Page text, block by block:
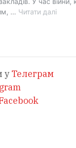
у Телеграм